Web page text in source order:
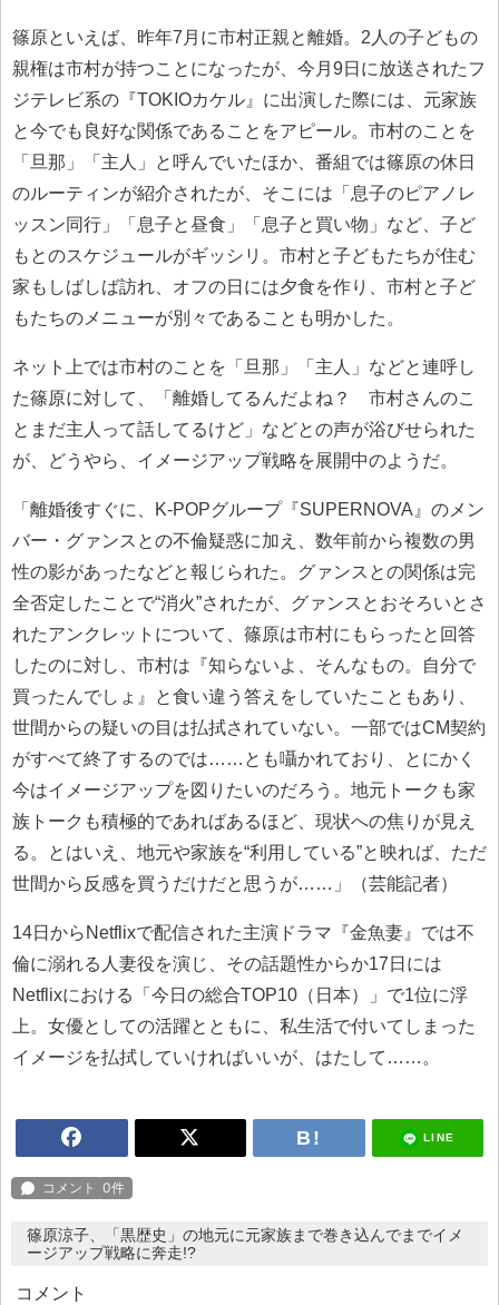
篠原といえば、昨年7月に市村正親と離婚。2人の子どもの
親権は市村が持つことになったが、今月9日に放送されたフ
ジテレビ系の『TOKIOカケル』に出演した際には、元家族
と今でも良好な関係であることをアピール。市村のことを
「旦那」「主人」と呼んでいたほか、番組では篠原の休日
のルーティンが紹介されたが、そこには「息子のピアノレ
ッスン同行」「息子と昼食」「息子と買い物」など、子ど
もとのスケジュールがギッシリ。市村と子どもたちが住む
家もしばしば訪れ、オフの日には夕食を作り、市村と子ど
もたちのメニューが別々であることも明かした。
ネット上では市村のことを「旦那」「主人」などと連呼し
た篠原に対して、「離婚してるんだよね？ 市村さんのこ
とまだ主人って話してるけど」などとの声が浴びせられた
が、どうやら、イメージアップ戦略を展開中のようだ。
「離婚後すぐに、K-POPグループ『SUPERNOVA』のメン
バー・グァンスとの不倫疑惑に加え、数年前から複数の男
性の影があったなどと報じられた。グァンスとの関係は完
全否定したことで“消火”されたが、グァンスとおそろいとさ
れたアンクレットについて、篠原は市村にもらったと回答
したのに対し、市村は『知らないよ、そんなもの。自分で
買ったんでしょ』と食い違う答えをしていたこともあり、
世間からの疑いの目は払拭されていない。一部ではCM契約
がすべて終了するのでは……とも囁かれており、とにかく
今はイメージアップを図りたいのだろう。地元トークも家
族トークも積極的であればあるほど、現状への焦りが見え
る。とはいえ、地元や家族を“利用している”と映れば、ただ
世間から反感を買うだけだと思うが……」（芸能記者）
14日からNetflixで配信された主演ドラマ『金魚妻』では不
倫に溺れる人妻役を演じ、その話題性からか17日には
Netflixにおける「今日の総合TOP10（日本）」で1位に浮
上。女優としての活躍とともに、私生活で付いてしまった
イメージを払拭していければいいが、はたして……。
LINE
篠原涼子、「黒歴史」の地元に元家族まで巻き込んでまでイメ
ージアップ戦略に奔走!?